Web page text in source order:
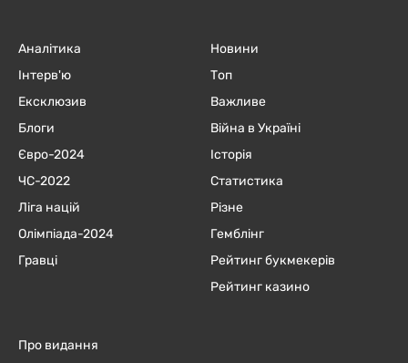
Аналітика
Інтерв'ю
Ексклюзив
Блоги
Євро-2024
ЧC-2022
Ліга націй
Олімпіада-2024
Гравці
Новини
Топ
Важливе
Війна в Україні
Історія
Статистика
Різне
Гемблінг
Рейтинг букмекерів
Рейтинг казино
Про видання